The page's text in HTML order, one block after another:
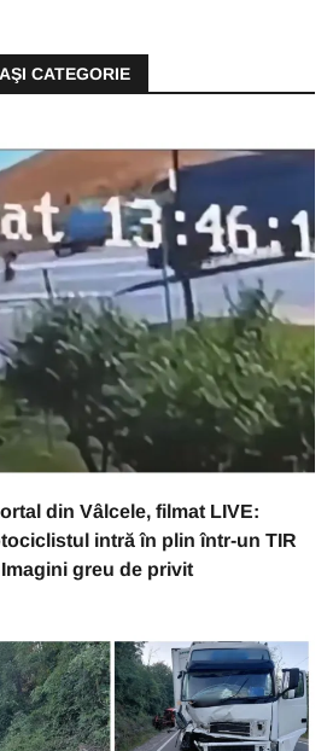
CATEGORIE
din Vâlcele, filmat LIVE:
intră în plin într-un TIR
greu de privit